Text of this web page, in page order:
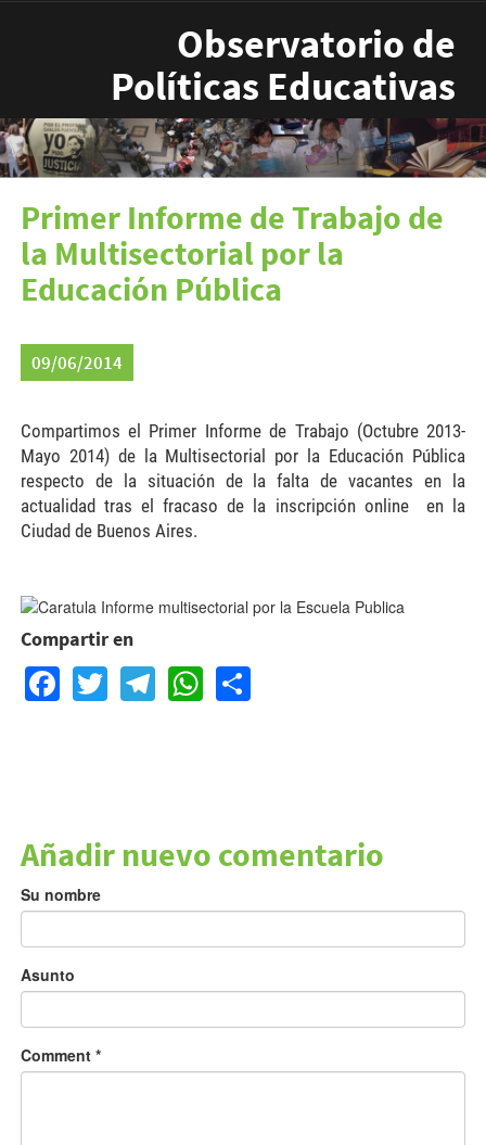
Observatorio de
Políticas Educativas
Primer Informe de Trabajo de
la Multisectorial por la
Educación Pública
09/06/2014
Compartimos el Primer Informe de Trabajo (Octubre 2013-
Mayo 2014) de la Multisectorial por la Educación Pública
respecto de la situación de la falta de vacantes en la
actualidad tras el fracaso de la inscripción online en la
Ciudad de Buenos Aires.
caratula-multisectorial.bmp
Compartir en
Facebook
TwitterTelegram
WhatsApp
Share
Añadir nuevo comentario
Su nombre
Asunto
Comment *